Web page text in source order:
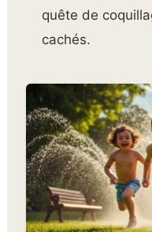
quête de
cachés.